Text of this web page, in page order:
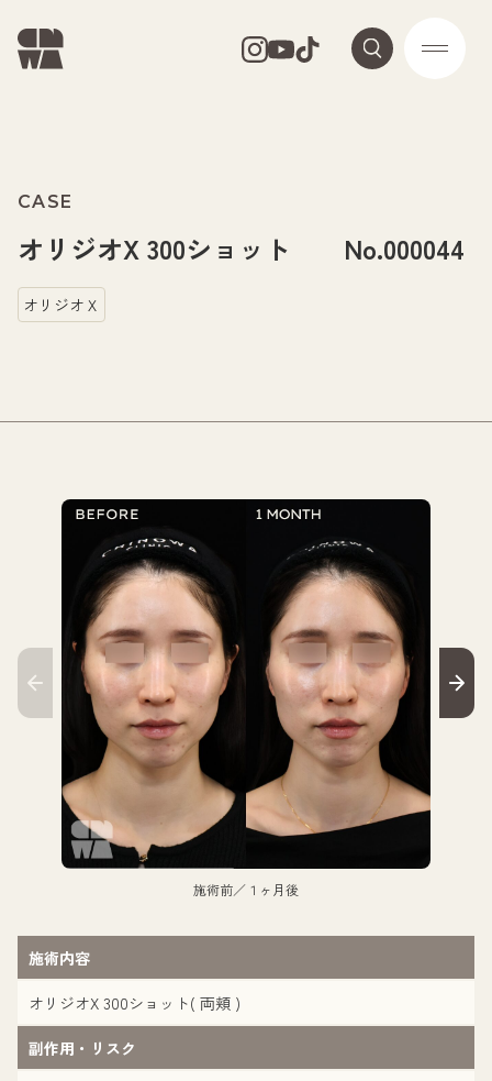
CASE
オリジオX 300ショット No.000044
オリジオＸ
施術前／１ヶ月後
施術内容
オリジオX 300ショット( 両頬 )
副作用・リスク